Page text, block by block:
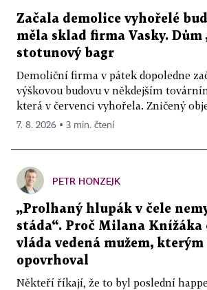
Začala demolice vyhořelé
měla sklad firma Vasky. Dům
stotunový bagr
Demoliční firma v pátek dopoledne
výškovou budovu v někdejším
která v červenci vyhořela. Zničený
7. 8. 2026 ▪ 3 min. čtení
PETR HONZEJK
„Prolhaný hlupák v čele
stáda“. Proč Milana Knížáka
vláda vedená mužem, kterým
opovrhoval
Někteří říkají, že to byl poslední